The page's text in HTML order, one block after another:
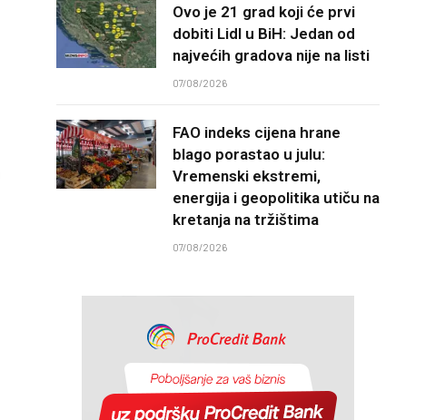
Ovo je 21 grad koji će prvi
dobiti Lidl u BiH: Jedan od
najvećih gradova nije na listi
07/08/2026
FAO indeks cijena hrane
blago porastao u julu:
Vremenski ekstremi,
energija i geopolitika utiču na
kretanja na tržištima
07/08/2026